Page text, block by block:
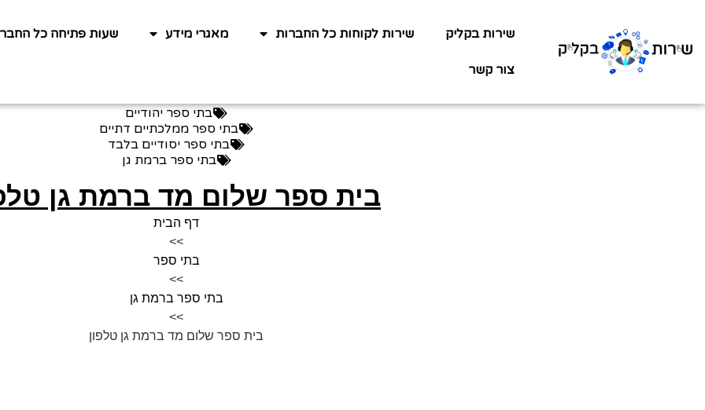
שירות בקליק שירות לקוחות כל החברות מאגרי מידע שעות פתיחה כל
צור קשר
בתי ספר יהודיים
בתי ספר ממלכתיים דתיים
בתי ספר יסודיים בלבד
בתי ספר ברמת גן
בית ספר שלום מד ברמת גן
דף הבית
>>
בתי ספר
>>
בתי ספר ברמת גן
>>
בית ספר שלום מד ברמת גן טלפון